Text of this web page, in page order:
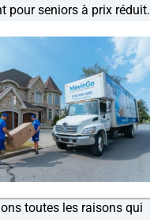
pour seniors à prix réduit.
toutes les raisons qui